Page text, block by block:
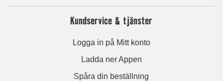
Kundservice & tjänster
Logga in på Mitt konto
Ladda ner Appen
Spåra din beställning